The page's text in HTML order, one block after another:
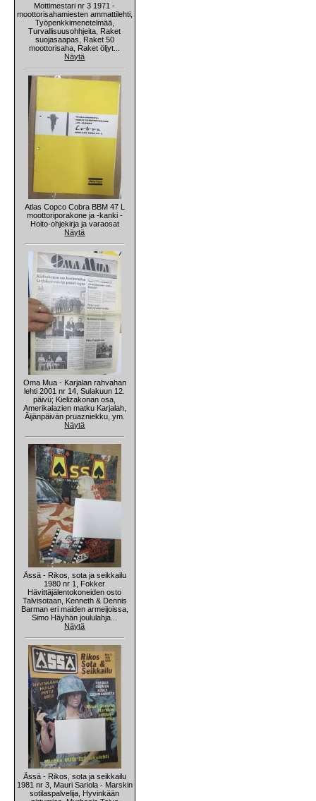
Mottimestari nr 3 1971 -
moottorisahamiesten ammattilehti,
Työpenkkimenetelmää,
Turvallisuusohhjeita, Raket
suojasaapas, Raket 50
moottorisaha, Raket öljyt...
Näytä
Atlas Copco Cobra BBM 47 L
moottoriporakone ja -kanki -
Hoito-ohjekirja ja varaosat
Näytä
Oma Mua - Karjalan rahvahan
lehti 2001 nr 14, Sulakuun 12.
päivü; Kielizakonan osa,
Amerikalazien matku Karjalah,
Äijänpäivän pruazniekku, ym.
Näytä
Ässä - Rikos, sota ja seikkailu
1980 nr 1, Fokker
Hävittäjälentokoneiden osto
Talvisotaan, Kenneth & Dennis
Barman eri maiden armeijoissa,
Simo Häyhän joululahja...
Näytä
Ässä - Rikos, sota ja seikkailu
1981 nr 3, Mauri Sariola - Marskin
sotilaspalvelija, Hyvinkään